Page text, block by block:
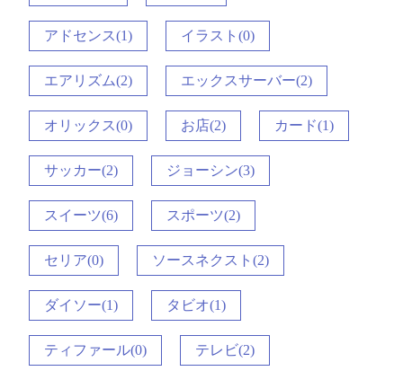
アドセンス(1) イラスト(0)
エアリズム(2) エックスサーバー(2)
オリックス(0) お店(2) カード(1)
サッカー(2) ジョーシン(3)
スイーツ(6) スポーツ(2)
セリア(0) ソースネクスト(2)
ダイソー(1) タビオ(1)
ティファール(0) テレビ(2)